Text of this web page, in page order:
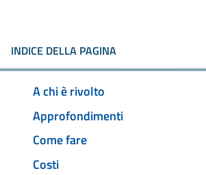
INDICE DELLA PAGINA
A chi è rivolto
Approfondimenti
Come fare
Costi